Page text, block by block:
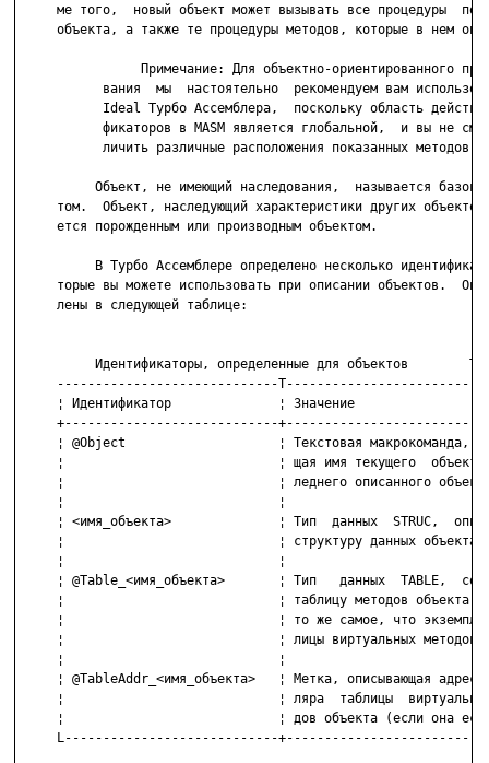
ме того,  новый объект может вызывать все процедуры
объекта, а также те процедуры методов, которые в нем
Примечание: Для объектно-ориентированного
вания  мы  настоятельно  рекомендуем вам
Ideal Турбо Ассемблера,  поскольку область
фикаторов в MASM является глобальной,  и вы не
           личить различные расположения показанных методов.
Объект, не имеющий наследования,  называется
том.  Объект, наследующий характеристики других
     ется порожденным или производным объектом.
В Турбо Ассемблере определено несколько
торые вы можете использовать при описании объектов.  Они
     лены в следующей таблице:
Идентификаторы, определенные для объектов
-----------------------------
¦ Идентификатор              ¦ Значение
+----------------------------
¦ @Object                    ¦ Текстовая макрокоманда,
¦                            ¦ щая имя текущего  объекта
¦                            ¦ леднего описанного
¦                            ¦
¦ <имя_объекта>              ¦ Тип  данных  STRUC,
¦                            ¦ структуру данных объекта.
¦                            ¦
¦ @Table_<имя_объекта>       ¦ Тип   данных  TABLE,
¦                            ¦ таблицу методов объекта.
¦                            ¦ то же самое, что
¦                            ¦ лицы виртуальных методов.
¦                            ¦
¦ @TableAddr_<имя_объекта>   ¦ Метка, описывающая адрес
¦                            ¦ ляра  таблицы
¦                            ¦ дов объекта (если она
L----------------------------